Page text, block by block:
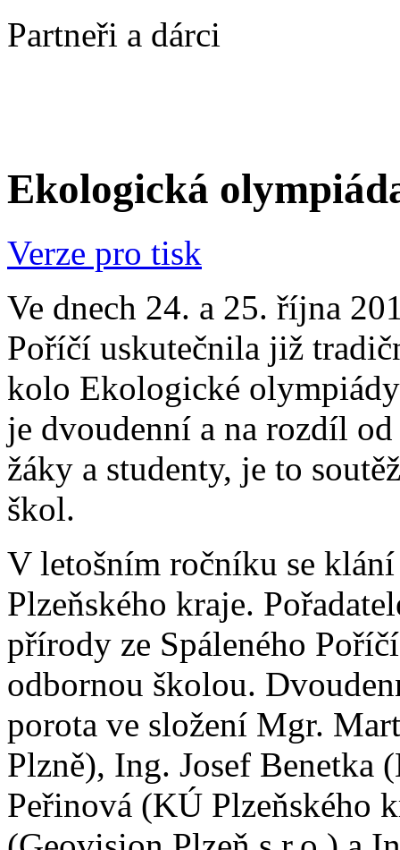
Partneři a dárci
Ekologická
Verze pro tisk
Ve dnech 24. a 25. října
Poříčí uskutečnila již
kolo Ekologické
je dvoudenní a na rozdíl
žáky a studenty, je to
škol.
V letošním ročníku se
Plzeňského kraje.
přírody ze Spáleného
odbornou školou.
porota ve složení Mgr.
Plzně), Ing. Josef Benetka
Peřinová (KÚ Plzeňského